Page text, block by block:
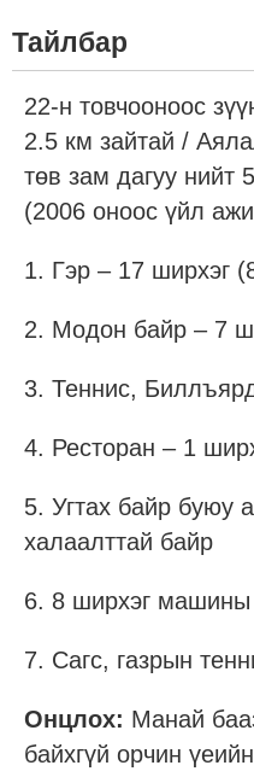
Тайлбар
22-н товчооноос
2.5 км зайтай /
төв зам дагуу нийт
(2006 оноос үйл
1. Гэр – 17 ширхэг
2. Модон байр – 7
3. Теннис,
4. Ресторан – 1
5. Угтах байр буюу
халаалттай байр
6. 8 ширхэг машины
7. Сагс, газрын
Онцлох: Манай
байхгүй орчин